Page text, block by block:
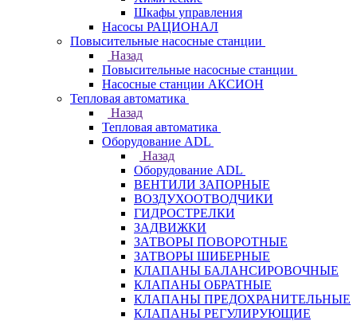
Шкафы управления
Насосы РАЦИОНАЛ
Повысительные насосные станции
Назад
Повысительные насосные станции
Насосные станции АКСИОН
Тепловая автоматика
Назад
Тепловая автоматика
Оборудование ADL
Назад
Оборудование ADL
ВЕНТИЛИ ЗАПОРНЫЕ
ВОЗДУХООТВОДЧИКИ
ГИДРОСТРЕЛКИ
ЗАДВИЖКИ
ЗАТВОРЫ ПОВОРОТНЫЕ
ЗАТВОРЫ ШИБЕРНЫЕ
КЛАПАНЫ БАЛАНСИРОВОЧНЫЕ
КЛАПАНЫ ОБРАТНЫЕ
КЛАПАНЫ ПРЕДОХРАНИТЕЛЬНЫЕ
КЛАПАНЫ РЕГУЛИРУЮЩИЕ